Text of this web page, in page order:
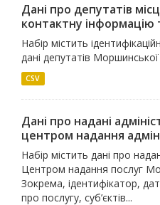
Дані про депутатів
контактну інформацію
Набір містить
дані депутатів Моршинської
CSV
Дані про надані
центром надання
Набір містить дані про
Центром надання послуг
Зокрема, ідентифікатор,
про послугу, суб’єктів...